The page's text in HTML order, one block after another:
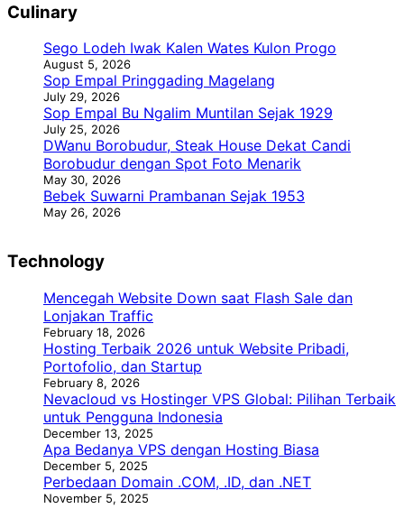
Culinary
Sego Lodeh Iwak Kalen Wates Kulon Progo
August 5, 2026
Sop Empal Pringgading Magelang
July 29, 2026
Sop Empal Bu Ngalim Muntilan Sejak 1929
July 25, 2026
DWanu Borobudur, Steak House Dekat Candi
Borobudur dengan Spot Foto Menarik
May 30, 2026
Bebek Suwarni Prambanan Sejak 1953
May 26, 2026
Technology
Mencegah Website Down saat Flash Sale dan
Lonjakan Traffic
February 18, 2026
Hosting Terbaik 2026 untuk Website Pribadi,
Portofolio, dan Startup
February 8, 2026
Nevacloud vs Hostinger VPS Global: Pilihan Terbaik
untuk Pengguna Indonesia
December 13, 2025
Apa Bedanya VPS dengan Hosting Biasa
December 5, 2025
Perbedaan Domain .COM, .ID, dan .NET
November 5, 2025